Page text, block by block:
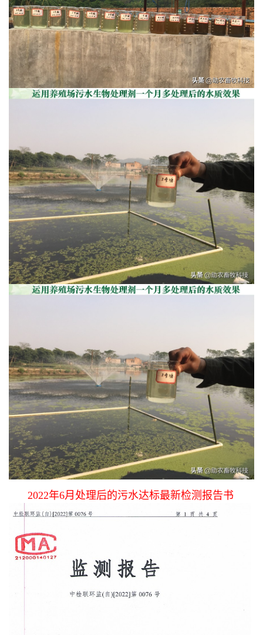
2022年6月处理后的污水达标最新检测报告书